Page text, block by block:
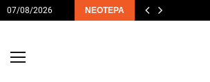
07/08/2026 ΝΕΌΤΕΡΑ